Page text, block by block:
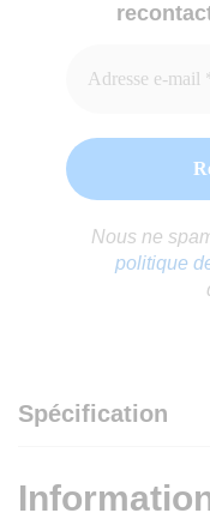
Nous ne
politique
Spécification